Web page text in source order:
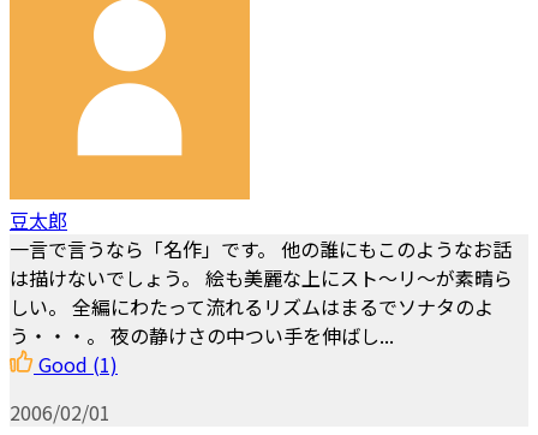
豆太郎
一言で言うなら「名作」です。 他の誰にもこのようなお話
は描けないでしょう。 絵も美麗な上にスト～リ～が素晴ら
しい。 全編にわたって流れるリズムはまるでソナタのよ
う・・・。 夜の静けさの中つい手を伸ばし...
Good (1)
2006/02/01